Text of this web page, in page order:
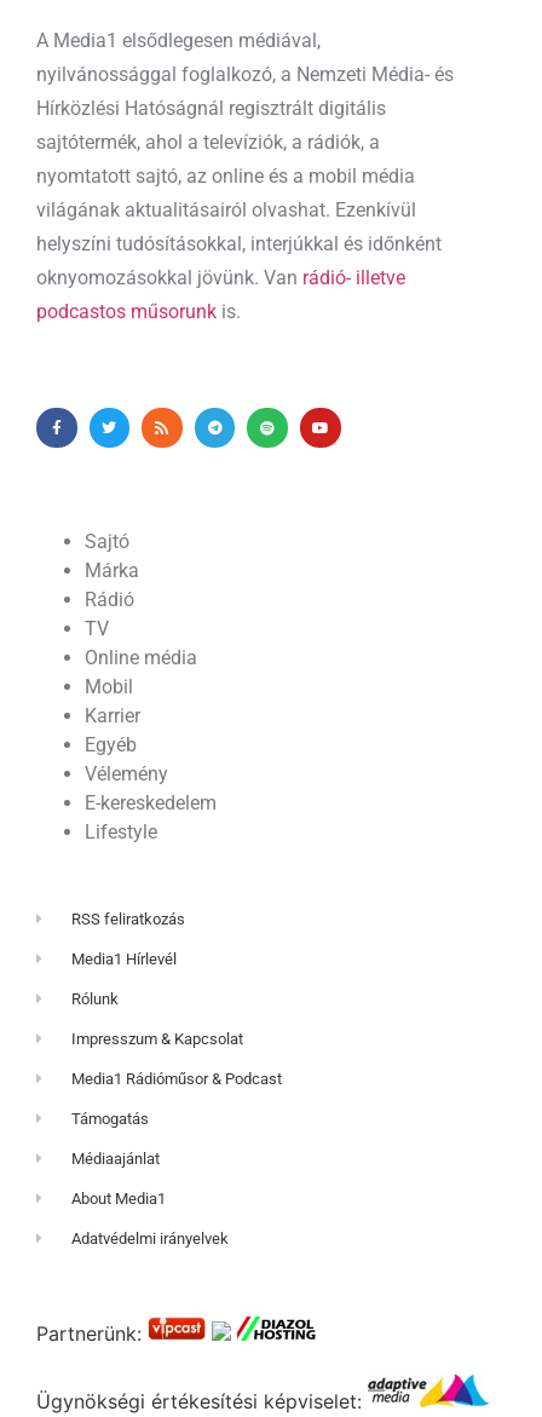
A Media1 elsődlegesen médiával,
nyilvánossággal foglalkozó, a Nemzeti Média- és
Hírközlési Hatóságnál regisztrált digitális
sajtótermék, ahol a televíziók, a rádiók, a
nyomtatott sajtó, az online és a mobil média
világának aktualitásairól olvashat. Ezenkívül
helyszíni tudósításokkal, interjúkkal és időnként
oknyomozásokkal jövünk. Van rádió- illetve
podcastos műsorunk is.
Sajtó
Márka
Rádió
TV
Online média
Mobil
Karrier
Egyéb
Vélemény
E-kereskedelem
Lifestyle
RSS feliratkozás
Media1 Hírlevél
Rólunk
Impresszum & Kapcsolat
Media1 Rádióműsor & Podcast
Támogatás
Médiaajánlat
About Media1
Adatvédelmi irányelvek
Partnerünk:
Ügynökségi értékesítési képviselet: